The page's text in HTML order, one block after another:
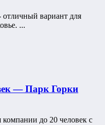
вариант для
...
— Парк Горки
компании до 20 человек с